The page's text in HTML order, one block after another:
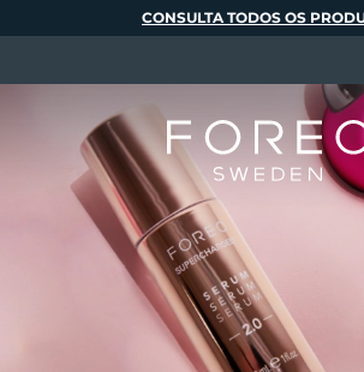
CONSULTA TODOS OS